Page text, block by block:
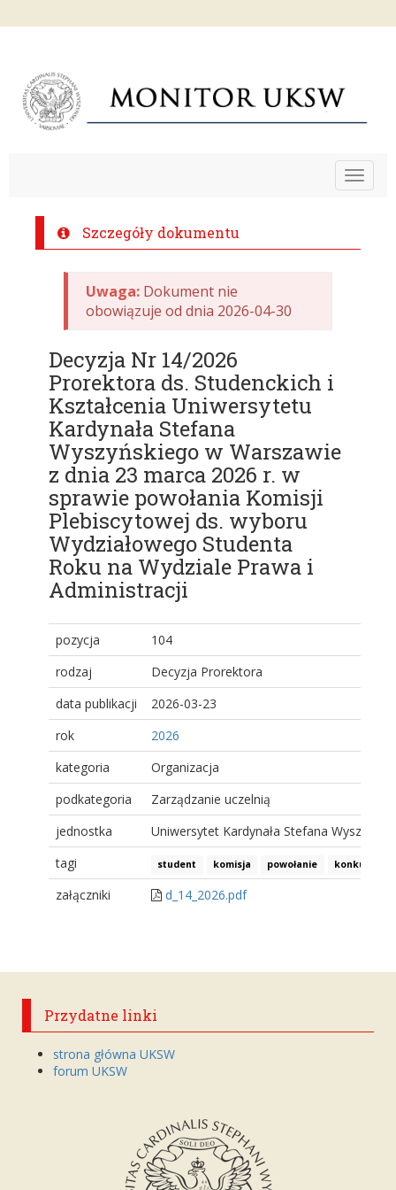
Toggle
Szczegóły dokumentu
Uwaga: Dokument nie
obowiązuje od dnia 2026-04-30
Decyzja Nr 14/2026
Prorektora ds. Studenckich i
Kształcenia Uniwersytetu
Kardynała Stefana
Wyszyńskiego w Warszawie
z dnia 23 marca 2026 r. w
sprawie powołania Komisji
Plebiscytowej ds. wyboru
Wydziałowego Studenta
Roku na Wydziale Prawa i
Administracji
pozycja
104
rodzaj
Decyzja Prorektora
data publikacji
2026-03-23
rok
2026
kategoria
Organizacja
podkategoria
Zarządzanie uczelnią
jednostka
Uniwersytet Kardynała Stefana
tagi
student komisja powołanie konkurs
załączniki d_14_2026.pdf
Przydatne linki
strona główna UKSW
forum UKSW